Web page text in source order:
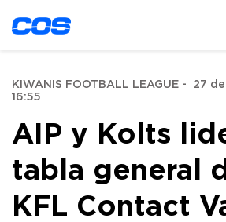
KIWANIS FOOTBALL LEAGUE - 27
16:55
AIP y Kolts
tabla general
KFL Contact